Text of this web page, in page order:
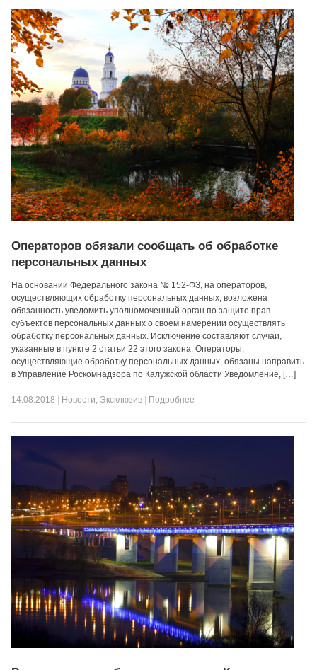
Операторов обязали сообщать об обработке
персональных данных
На основании Федерального закона № 152-ФЗ, на операторов,
осуществляющих обработку персональных данных, возложена
обязанность уведомить уполномоченный орган по защите прав
субъектов персональных данных о своем намерении осуществлять
обработку персональных данных. Исключение составляют случаи,
указанные в пункте 2 статьи 22 этого закона. Операторы,
осуществляющие обработку персональных данных, обязаны направить
в Управление Роскомнадзора по Калужской области Уведомление, […]
14.08.2018 Новости, Эксклюзив Подробнее